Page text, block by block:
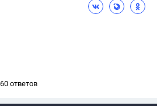
ответов